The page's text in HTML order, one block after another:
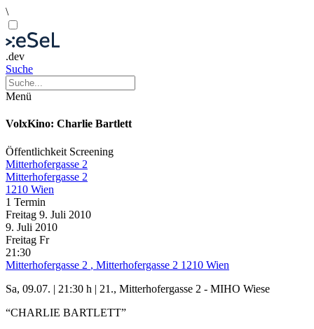
\
.dev
Suche
Menü
VolxKino: Charlie Bartlett
Öffentlichkeit Screening
Mitterhofergasse 2
Mitterhofergasse 2
1210 Wien
1 Termin
Freitag 9. Juli 2010
9. Juli 2010
Freitag Fr
21:30
Mitterhofergasse 2 , Mitterhofergasse 2 1210 Wien
Sa, 09.07. | 21:30 h | 21., Mitterhofergasse 2 - MIHO Wiese
“CHARLIE BARTLETT”